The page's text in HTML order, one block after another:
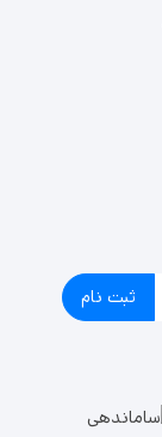
ثبت نام